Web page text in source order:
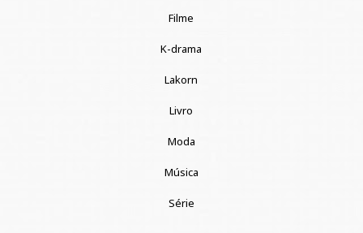
Filme
K-drama
Lakorn
Livro
Moda
Música
Série